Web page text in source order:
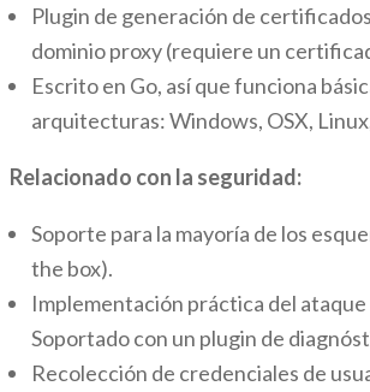
Plugin de generación de
dominio proxy (requiere un
Escrito en Go, así que funciona
arquitecturas: Windows, OSX,
Relacionado con la seguridad:
Soporte para la mayoría de los
the box).
Implementación práctica del ataque
Soportado con un plugin de
Recolección de credenciales de